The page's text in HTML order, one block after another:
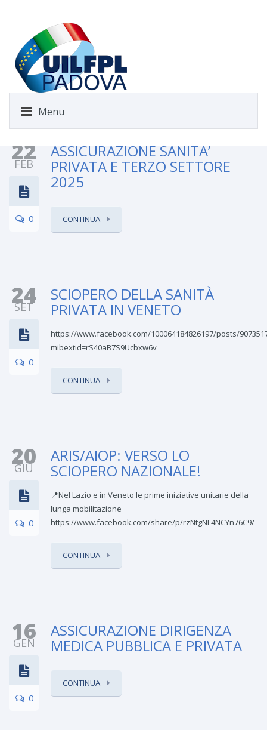
Menu
22
FEB
0
ASSICURAZIONE SANITA’
PRIVATA E TERZO SETTORE
2025
CONTINUA
24
SET
0
SCIOPERO DELLA SANITÀ
PRIVATA IN VENETO
https://www.facebook.com/100064184826197/posts/
mibextid=rS40aB7S9Ucbxw6v
CONTINUA
20
GIU
0
ARIS/AIOP: VERSO LO
SCIOPERO NAZIONALE!
📍Nel Lazio e in Veneto le prime iniziative unitarie della
lunga mobilitazione
https://www.facebook.com/share/p/rzNtgNL4NCYn76C9/
CONTINUA
16
GEN
0
ASSICURAZIONE DIRIGENZA
MEDICA PUBBLICA E PRIVATA
CONTINUA